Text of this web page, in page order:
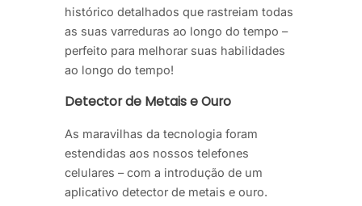
histórico detalhados que rastreiam todas
as suas varreduras ao longo do tempo –
perfeito para melhorar suas habilidades
ao longo do tempo!
Detector de Metais e Ouro
As maravilhas da tecnologia foram
estendidas aos nossos telefones
celulares – com a introdução de um
aplicativo detector de metais e ouro.